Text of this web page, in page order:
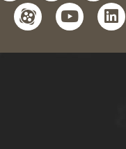
linkedin
youtube
aparat